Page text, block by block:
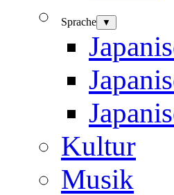
Sprache ▼
Kultur
Musik